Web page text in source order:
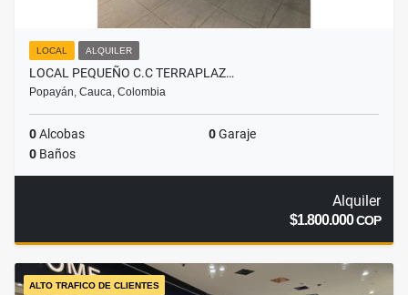
LOCAL ALQUILER
LOCAL PEQUEÑO C.C TERRAPLAZ…
Popayán, Cauca, Colombia
0Alcobas 0Garaje
0 Baños
Alquiler
$1.800.000COP
ALTO TRAFICO DE CLIENTES